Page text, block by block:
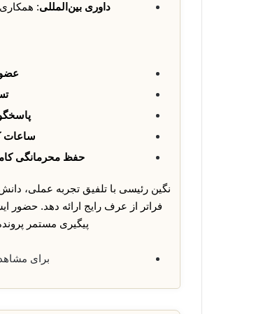
داوری بین‌المللی:
ساعات
حفظ محرمانگی
نگین رئیسی با تلفیق تجربه عملی،
فراتر از عرف رایج ارائه دهد. حضور
پیگیری مستمر
برای